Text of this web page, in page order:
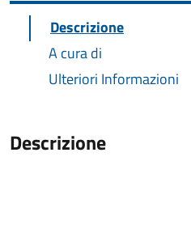
Descrizione
A cura di
Ulteriori Informazioni
Descrizione